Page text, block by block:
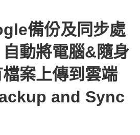
備份及同步處
動將電腦&隨身
案上傳到雲端
and Sync